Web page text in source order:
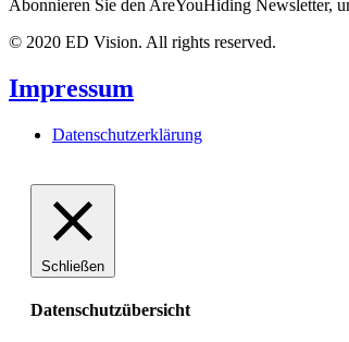
Abonnieren Sie den AreYouHiding Newsletter,
© 2020 ED Vision. All rights reserved.
Impressum
Datenschutzerklärung
Schließen
Datenschutzübersicht